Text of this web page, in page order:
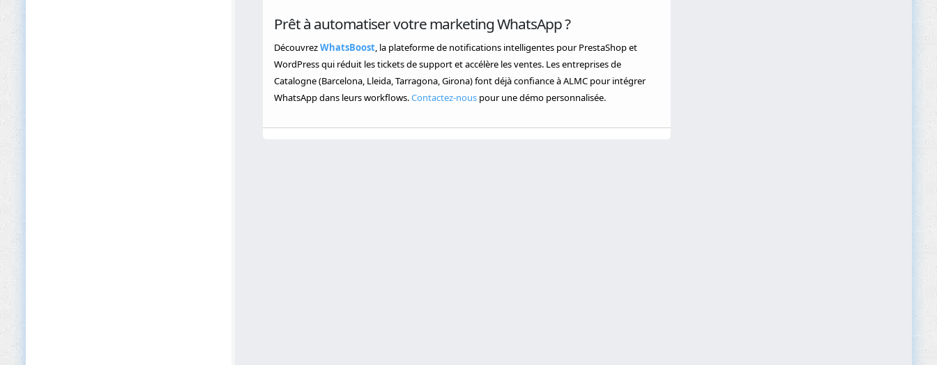
Prêt à automatiser votre marketing WhatsApp ?
DécouvrezWhatsBoost, la plateforme de notifications intelligentes pour PrestaShop et
WordPress qui réduit les tickets de support et accélère les ventes. Les entreprises de
Catalogne (Barcelona, Lleida, Tarragona, Girona) font déjà confiance à ALMC pour intégrer
WhatsApp dans leurs workflows.Contactez-nouspour une démo personnalisée.